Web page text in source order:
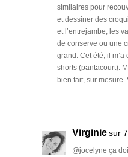
similaires pour
et dessiner des
et l’entrejambe, les
de conserve ou une
grand. Cet été, il m’a
shorts (pantacourt).
bien fait, sur mesure.
Virginie sur
@jocelyne ça